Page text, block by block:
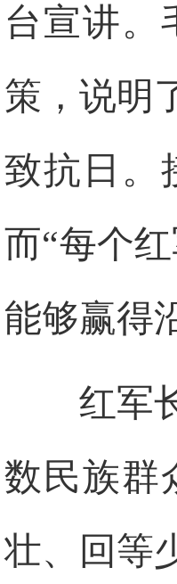
台宣讲。
策，说明
致抗日。
而“每个
能够赢得
红军
数民族群
壮、回等